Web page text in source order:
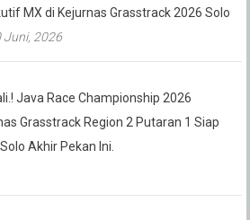
MX di Kejurnas Grasstrack 2026 Solo
Juni, 2026
Java Race Championship 2026
Grasstrack Region 2 Putaran 1 Siap
Akhir Pekan Ini.